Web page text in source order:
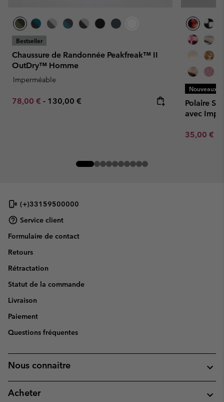
Bestseller
Chaussure de Randonnée Peakfreak™ II
OutDry™ Homme
Imperméable
Minimum sale price:
78,00 € - Maximum price:
130,00 €
Nouveaux
Polaire
avec
Minimum
35,00 €
(+)33159500000
Service client
Formulaire de contact
Retours
Rétractation
Statut de la commande
Livraison
Paiement
Questions fréquentes
Nous connaitre
Acheter